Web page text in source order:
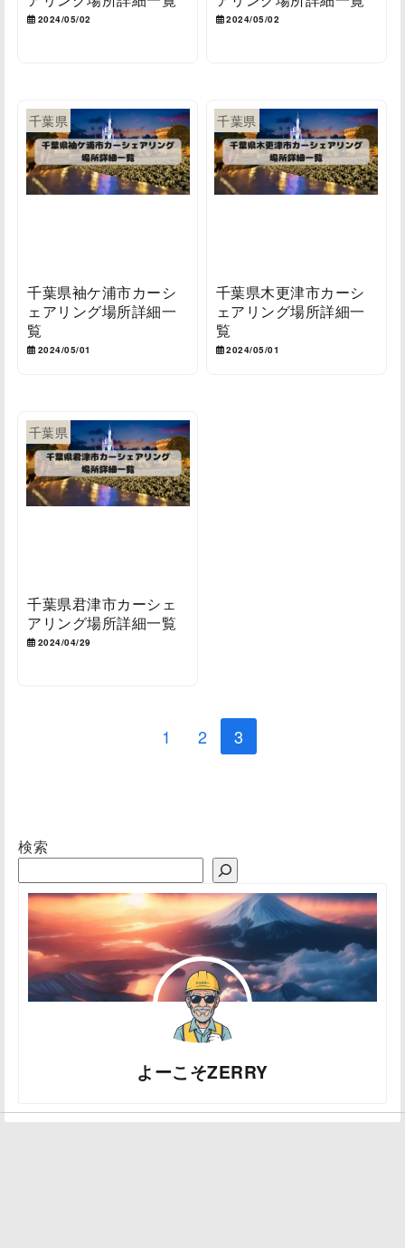
2024/05/02 2024/05/02
千葉県
千葉県袖ケ浦市カーシ
ェアリング場所詳細一
覧
2024/05/01
千葉県
千葉県木更津市カーシ
ェアリング場所詳細一
覧
2024/05/01
千葉県
千葉県君津市カーシェ
アリング場所詳細一覧
2024/04/29
1 2 3
検索
よーこそZERRY